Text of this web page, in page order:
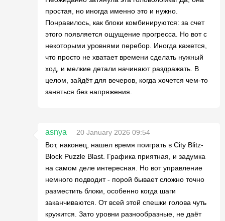
простая, но иногда именно это и нужно.
Понравилось, как блоки комбинируются: за счет
этого появляется ощущение прогресса. Но вот с
некоторыми уровнями перебор. Иногда кажется,
что просто не хватает времени сделать нужный
ход, и мелкие детали начинают раздражать. В
целом, зайдёт для вечеров, когда хочется чем-то
заняться без напряжения.
asnya
20 January 2026 09:54
Вот, наконец, нашел время поиграть в City Blitz-
Block Puzzle Blast. Графика приятная, и задумка
на самом деле интересная. Но вот управление
немного подводит - порой бывает сложно точно
разместить блоки, особенно когда шаги
заканчиваются. От всей этой спешки голова чуть
кружится. Зато уровни разнообразные, не даёт